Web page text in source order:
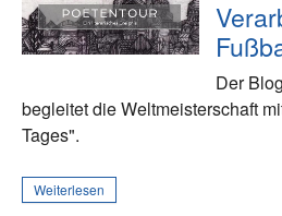
Der
begleitet die Weltmeisterschaft
Tages".
Weiterlesen